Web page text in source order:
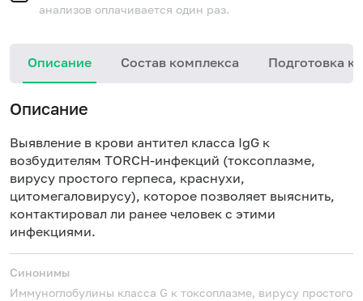
анализов оплачивается один раз.
Описание Состав комплекса Подготовка к
Описание
Выявление в крови антител класса IgG к
возбудителям TORCH-инфекций (токсоплазме,
вирусу простого герпеса, краснухи,
цитомегаловирусу), которое позволяет выяснить,
контактировал ли ранее человек с этими
инфекциями.
Синонимы
Иммуноглобулины класса G к токсоплазме, вирусу простого